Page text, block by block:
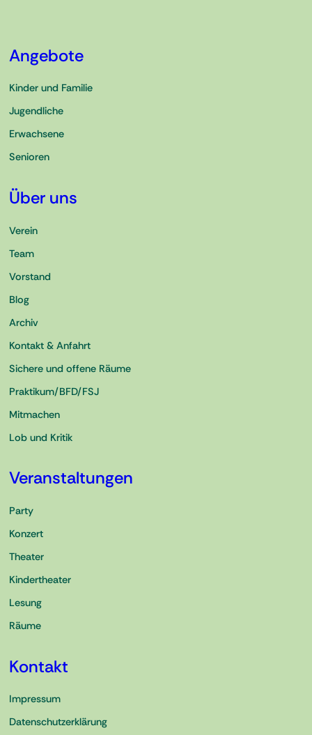
Angebote
Kinder und Familie
Jugendliche
Erwachsene
Senioren
Über uns
Verein
Team
Vorstand
Blog
Archiv
Kontakt & Anfahrt
Sichere und offene Räume
Praktikum/BFD/FSJ
Mitmachen
Lob und Kritik
Veranstaltungen
Party
Konzert
Theater
Kindertheater
Lesung
Räume
Kontakt
Impressum
Datenschutzerklärung